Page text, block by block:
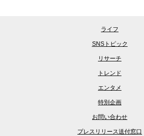
ライフ
SNSトピック
リサーチ
トレンド
エンタメ
特別企画
お問い合わせ
プレスリリース送付窓口